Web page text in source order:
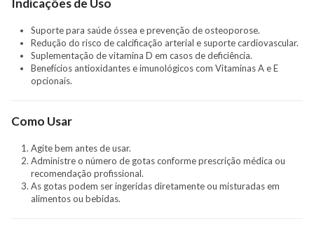
Indicações de Uso
Suporte para saúde óssea e prevenção de osteoporose.
Redução do risco de calcificação arterial e suporte cardiovascular.
Suplementação de vitamina D em casos de deficiência.
Benefícios antioxidantes e imunológicos com Vitaminas A e E
opcionais.
Como Usar
Agite bem antes de usar.
Administre o número de gotas conforme prescrição médica ou
recomendação profissional.
As gotas podem ser ingeridas diretamente ou misturadas em
alimentos ou bebidas.